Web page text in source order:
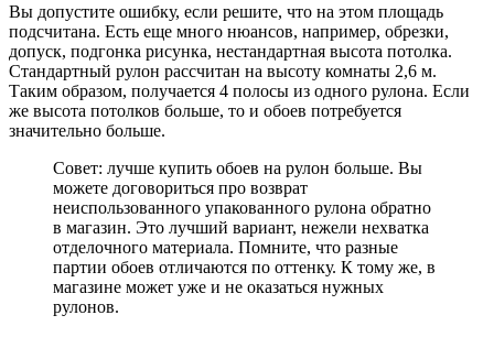
Вы допустите ошибку, если решите, что на этом площадь
подсчитана. Есть еще много нюансов, например, обрезки,
допуск, подгонка рисунка, нестандартная высота потолка.
Стандартный рулон рассчитан на высоту комнаты 2,6 м.
Таким образом, получается 4 полосы из одного рулона. Если
же высота потолков больше, то и обоев потребуется
значительно больше.
Совет: лучше купить обоев на рулон больше. Вы
можете договориться про возврат
неиспользованного упакованного рулона обратно
в магазин. Это лучший вариант, нежели нехватка
отделочного материала. Помните, что разные
партии обоев отличаются по оттенку. К тому же, в
магазине может уже и не оказаться нужных
рулонов.